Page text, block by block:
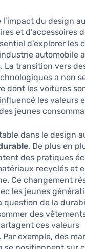
du design
et d’accessoires
d’explorer les
automobile
La transition vers
a non
dont les voitures
les valeurs
jeunes
dans le design
. De plus en
des pratiques
recyclés et
Ce changement
les jeunes
question de la
des
ces valeurs
exemple, des